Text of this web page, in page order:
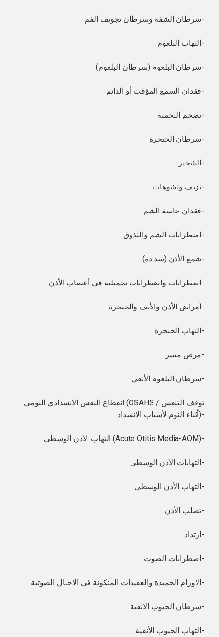
سرطان الشفة وسرطان تجويف الفم-
التهاب البلعوم-
سرطان البلعوم (سرطان البلعوم)-
فقدان السمع المؤقت أو الدائم-
تضخم اللحمية-
سرطان الحنجرة-
الشخير-
نزيف وتشوهات-
فقدان حاسة الشم-
اضطرابات الشم والتذوق-
شمع الأذن (سدادة)-
اضطرابات واضطرابات تجميلية في أعصاب الأذن-
أمراض الأذن والأنف والحنجرة-
التهاب الحنجرة-
مرض منيير-
سرطان البلعوم الأنفي-
انقطاع النفس الانسدادي النومي (OSAHS / توقف التنفس
أثناء النوم لأسباب الانسداد)-
التهاب الأذن الوسطى (Acute Otitis Media-AOM)-
التهابات الأذن الوسطى-
التهاب الأذن الوسطى-
تصلب الأذن-
ارتداد-
اضطرابات الصوت-
الاورام الحميدة والعقيدات المتكونة في الاحبال الصوتية-
سرطان الجيوب الانفية-
التهاب الجيوب الأنفية-